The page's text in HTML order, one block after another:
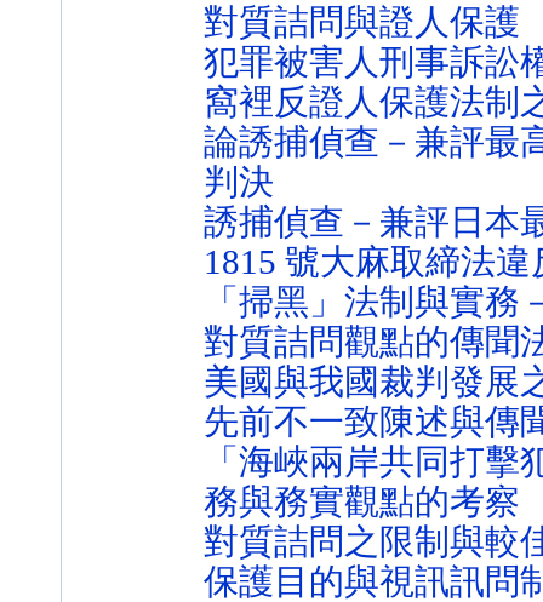
對質詰問與證人保護
犯罪被害人刑事訴訟
窩裡反證人保護法制
論誘捕偵查－兼評最
判決
誘捕偵查－兼評日本
1815 號大麻取締法
「掃黑」法制與實
對質詰問觀點的傳聞
美國與我國裁判發展
先前不一致陳述與傳
「海峽兩岸共同打
務與務實觀點的考察
對質詰問之限制與較
保護目的與視訊訊問